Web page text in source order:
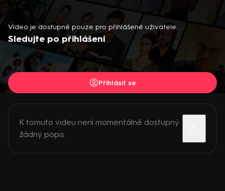
Video je dostupné pouze pro přihlášené uživatele.
Sledujte po přihlášení
Přihlásit se
K tomuto videu není momentálně dostupný
žádný popis.